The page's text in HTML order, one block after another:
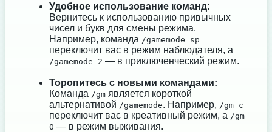
Удобное использование команд:
Вернитесь к использованию привычных
чисел и букв для смены режима.
Например, команда /gamemode sp
переключит вас в режим наблюдателя, а
/gamemode 2 — в приключенческий режим.
Торопитесь с новыми командами:
Команда /gm является короткой
альтернативой /gamemode. Например, /gm c
переключит вас в креативный режим, а /gm
0 — в режим выживания.